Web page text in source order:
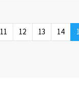
11 12 13 14